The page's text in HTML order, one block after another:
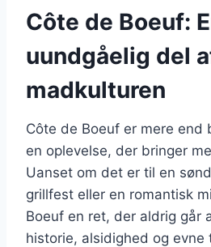
Côte de Boeuf:
uundgåelig del
madkulturen
Côte de Boeuf er mere end
en oplevelse, der bringer
Uanset om det er til en
grillfest eller en romantisk
Boeuf en ret, der aldrig går
historie, alsidighed og evne